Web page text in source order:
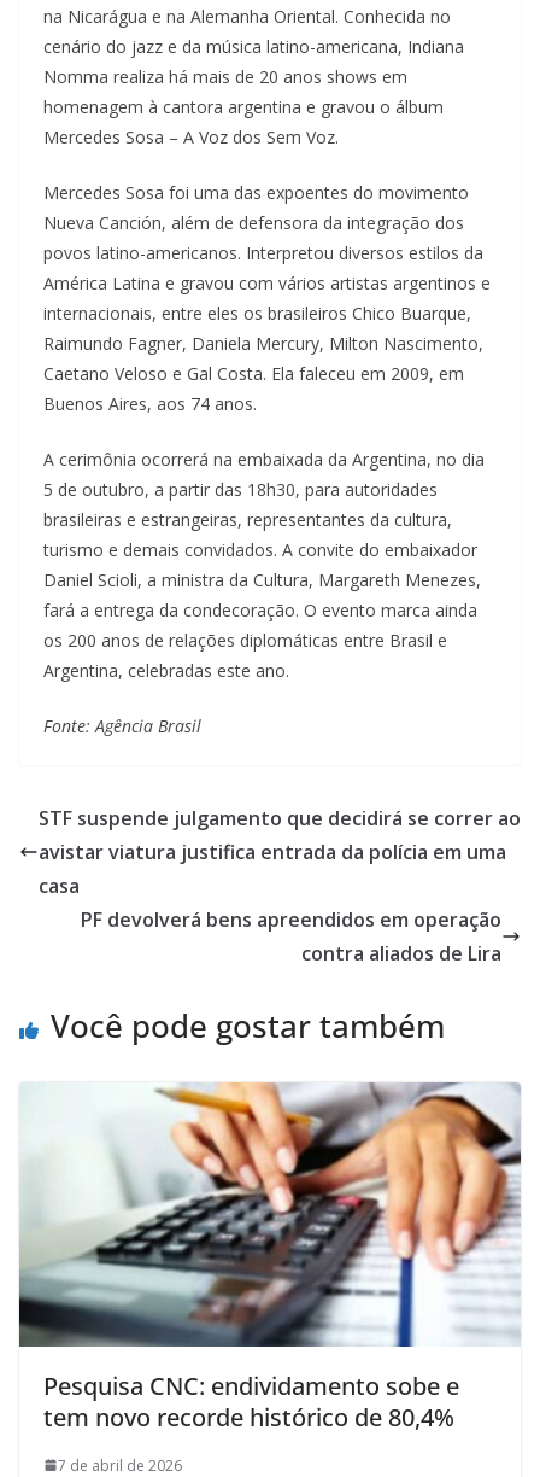
na Nicarágua e na Alemanha Oriental. Conhecida no
cenário do jazz e da música latino-americana, Indiana
Nomma realiza há mais de 20 anos shows em
homenagem à cantora argentina e gravou o álbum
Mercedes Sosa – A Voz dos Sem Voz.
Mercedes Sosa foi uma das expoentes do movimento
Nueva Canción, além de defensora da integração dos
povos latino-americanos. Interpretou diversos estilos da
América Latina e gravou com vários artistas argentinos e
internacionais, entre eles os brasileiros Chico Buarque,
Raimundo Fagner, Daniela Mercury, Milton Nascimento,
Caetano Veloso e Gal Costa. Ela faleceu em 2009, em
Buenos Aires, aos 74 anos.
A cerimônia ocorrerá na embaixada da Argentina, no dia
5 de outubro, a partir das 18h30, para autoridades
brasileiras e estrangeiras, representantes da cultura,
turismo e demais convidados. A convite do embaixador
Daniel Scioli, a ministra da Cultura, Margareth Menezes,
fará a entrega da condecoração. O evento marca ainda
os 200 anos de relações diplomáticas entre Brasil e
Argentina, celebradas este ano.
Fonte: Agência Brasil
STF suspende julgamento que decidirá se correr ao
avistar viatura justifica entrada da polícia em uma
casa
PF devolverá bens apreendidos em operação
contra aliados de Lira
Você pode gostar também
Pesquisa CNC: endividamento sobe e
tem novo recorde histórico de 80,4%
7 de abril de 2026